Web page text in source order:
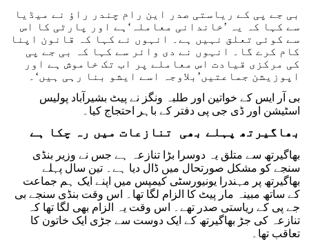
بی جے پی کے ریاستی صدر این رام چندر راؤ نے میڈیا
سے کہا کہ یہ ’خاندانی معاملہ‘ہے اور پارٹی کا اس
سے کوئی تعلق نہیں ہے۔ انہوں نے کہا کہ قانون اپنا
کام کرے گا۔ انہوں نے دی وائر سے کہا کہ بی جے پی
کی مرکزی قیادت اس معاملے پر اب تک خاموش ہے اور
اپوزیشن جماعتیں’بلاوجہ اسے ایشو بنا رہی ہیں‘۔
بی آر ایس کے خواتین اور طلبہ ونگز نے پیٹ بشیرآباد پولیس
اسٹیشن اور ڈی جی پی دفتر کے باہر احتجاج کیا۔
بھاگیرتھ پہلے بھی تنازعات میں رہ چکا ہے
بھاگیرتھ سے متلق یہ دوسرا بڑا تنازعہ ہے جس نے وزیر بنڈی
سنجے کو مشکل صورتحال میں ڈال دیا ہے۔ تین سال پہلے
بھاگیرتھ پر مہندرا یونیورسٹی کیمپس میں اپنے ایک ہم جماعت
کے ساتھ مبینہ مار پیٹ کا الزام لگا تھا۔ اس وقت بنڈی سنجے بی
جے پی کے ریاستی صدر تھے۔ اس وقت یہ الزام بھی لگا تھا کہ
تنازعہ کی جڑ بھاگیرتھ کے ایک دوست سے جڑی ایک خاتون کا
تعاقب تھا۔